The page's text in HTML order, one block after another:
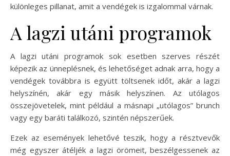
különleges pillanat, amit a vendégek is izgalommal várnak.
A lagzi utáni programok
A lagzi utáni programok sok esetben szerves részét
képezik az ünneplésnek, és lehetőséget adnak arra, hogy a
vendégek továbbra is együtt töltsenek időt, akár a lagzi
helyszínén, akár egy másik helyszínen. Az utólagos
összejövetelek, mint például a másnapi „utólagos” brunch
vagy egy baráti találkozó, szintén népszerűek.
Ezek az események lehetővé teszik, hogy a résztvevők
még egyszer átéljék a lagzi örömeit, beszélgessenek az